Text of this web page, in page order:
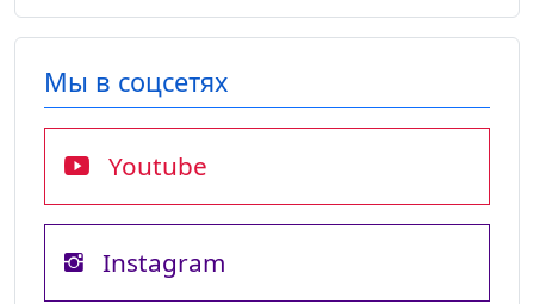
Мы в соцсетях
Youtube
Instagram